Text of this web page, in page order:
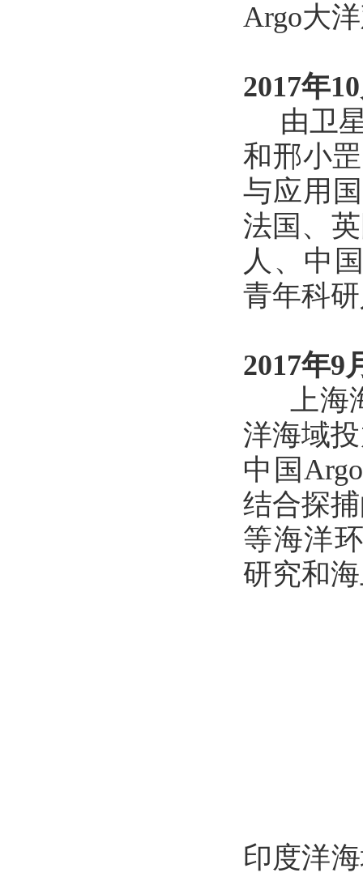
Argo大
2017年
由卫星
和邢小
与应用
法国、
人、中
青年科
2017年9
上海海
洋海域
中国
结合探
等海洋
研究和
印度洋